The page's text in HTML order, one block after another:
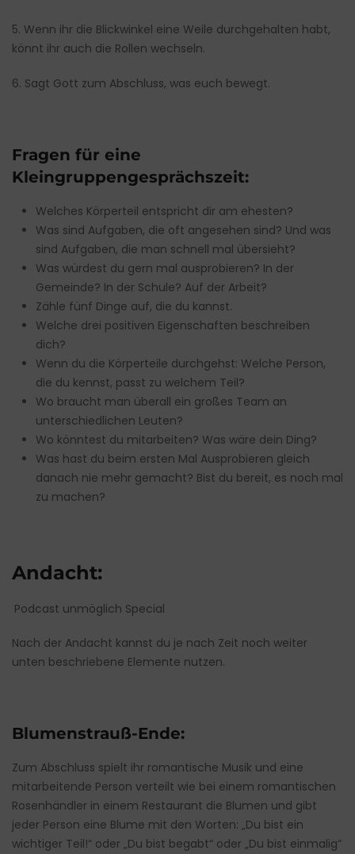
5. Wenn ihr die Blickwinkel eine Weile durchgehalten habt,
könnt ihr auch die Rollen wechseln.
6. Sagt Gott zum Abschluss, was euch bewegt.
Fragen für eine
Kleingruppengesprächszeit:
Welches Körperteil entspricht dir am ehesten?
Was sind Aufgaben, die oft angesehen sind? Und was
sind Aufgaben, die man schnell mal übersieht?
Was würdest du gern mal ausprobieren? In der
Gemeinde? In der Schule? Auf der Arbeit?
Zähle fünf Dinge auf, die du kannst.
Welche drei positiven Eigenschaften beschreiben
dich?
Wenn du die Körperteile durchgehst: Welche Person,
die du kennst, passt zu welchem Teil?
Wo braucht man überall ein großes Team an
unterschiedlichen Leuten?
Wo könntest du mitarbeiten? Was wäre dein Ding?
Was hast du beim ersten Mal Ausprobieren gleich
danach nie mehr gemacht? Bist du bereit, es noch mal
zu machen?
Andacht:
Podcast unmöglich Special
Nach der Andacht kannst du je nach Zeit noch weiter
unten beschriebene Elemente nutzen.
Blumenstrauß-Ende:
Zum Abschluss spielt ihr romantische Musik und eine
mitarbeitende Person verteilt wie bei einem romantischen
Rosenhändler in einem Restaurant die Blumen und gibt
jeder Person eine Blume mit den Worten: „Du bist ein
wichtiger Teil!“ oder „Du bist begabt“ oder „Du bist einmalig“